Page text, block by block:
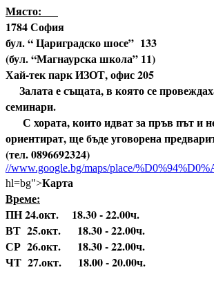
Място:
1784 София
бул. “ Цариградско шосе” 133
(бул. “Магнаурска школа” 11)
Хай-тек парк ИЗОТ, офис 205
Залата е същата, в която се
семинари.
С хората, които идват за пръв път и
ориентират, ще бъде уговорена
(тел. 0896692324)
//www.google.bg/maps/place/
hl=bg">Карта
Време:
ПН 24.окт. 18.30 - 22.00ч.
ВТ 25.окт. 18.30 - 22.00ч.
СР 26.окт. 18.30 - 22.00ч.
ЧТ 27.окт. 18.00 - 20.00ч.